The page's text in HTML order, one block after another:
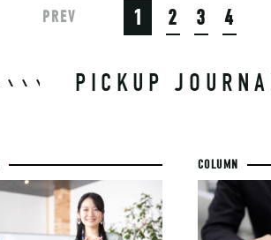
PREV 1 2 3 4
PICKUP
COLUMN